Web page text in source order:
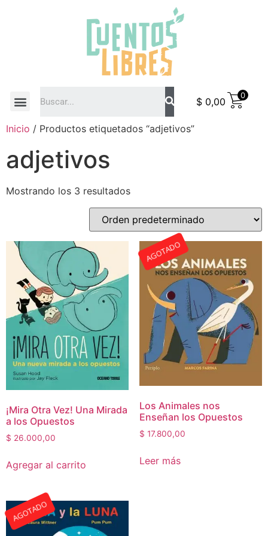
$ 0,00
0
Inicio / Productos etiquetados “adjetivos”
adjetivos
Mostrando los 3 resultados
¡Mira Otra Vez! Una Mirada
a los Opuestos
$ 26.000,00
Agregar al carrito
AGOTADO
Los Animales nos
Enseñan los Opuestos
$ 17.800,00
Leer más
AGOTADO